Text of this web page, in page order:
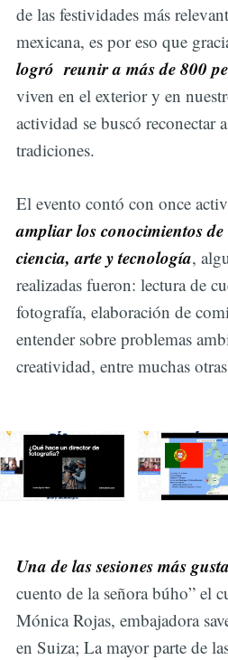
de las festividades más
mexicana, es por eso que
logró reunir a más de 800
viven en el exterior y en
actividad se buscó reconectar
tradiciones.
El evento contó con once
ampliar los conocimientos
ciencia, arte y tecnología,
realizadas fueron: lectura de
fotografía, elaboración de
entender sobre problemas
creatividad, entre muchas
Una de las sesiones más
cuento de la señora búho” el
Mónica Rojas, embajadora
en Suiza; La mayor parte de